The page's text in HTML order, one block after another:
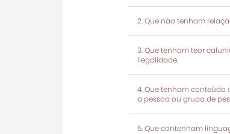
Que não tenham
Que tenham teor
ilegalidade.
Que tenham conteúdo
a pessoa ou grupo de
Que contenham